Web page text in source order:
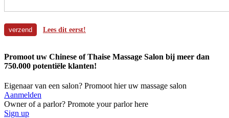
Lees dit eerst!
Promoot uw Chinese of Thaise Massage Salon bij meer dan
750.000 potentiële klanten!
Eigenaar van een salon? Promoot hier uw massage salon
Aanmelden
Owner of a parlor? Promote your parlor here
Sign up